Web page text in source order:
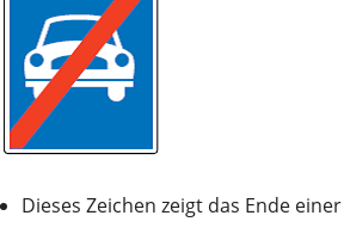
Dieses Zeichen zeigt das Ende